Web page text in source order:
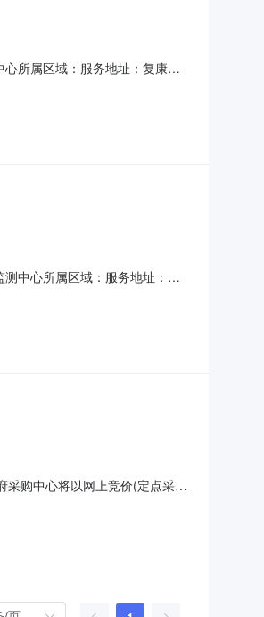
所属区域：服务地址：复康路
技有限公司4
中心所属区域：服务地址：复
价时间
采购中心将以网上竞价(定点采
泊大道东侧、北华路北侧汇金